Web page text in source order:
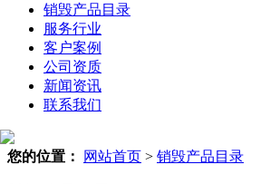
销毁产品目录
服务行业
客户案例
公司资质
新闻资讯
联系我们
您的位置： 网站首页 > 销毁产品目录